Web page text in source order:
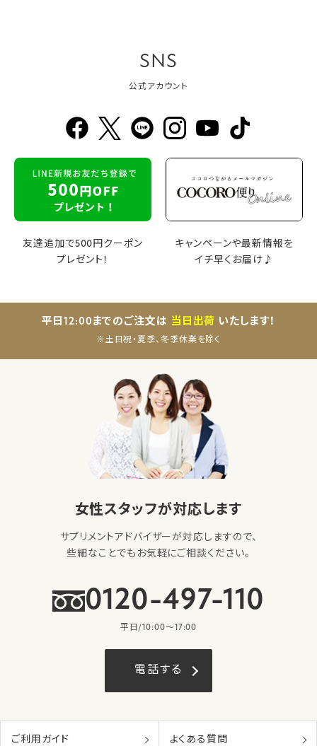
SNS
公式アカウント
友達追加で500円クーポン
プレゼント！
キャンペーンや最新情報を
イチ早くお届け♪
平日12:00までのご注文は 当日出荷 いたします！
※土日祝・夏季、冬季休業を除く
女性スタッフが対応します
サプリメントアドバイザーが対応しますので、
些細なことでもお気軽にご相談ください。
0120-497-110
平日/10:00〜17:00
電話する
ご利用ガイド よくある質問